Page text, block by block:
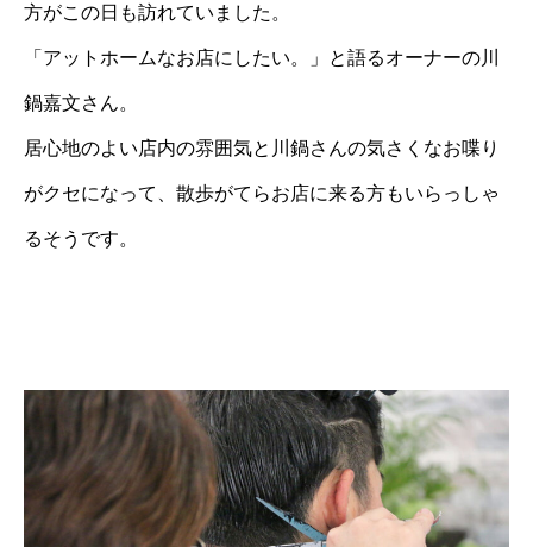
方がこの日も訪れていました。
「アットホームなお店にしたい。」と語るオーナーの川
鍋嘉文さん。
居心地のよい店内の雰囲気と川鍋さんの気さくなお喋り
がクセになって、散歩がてらお店に来る方もいらっしゃ
るそうです。